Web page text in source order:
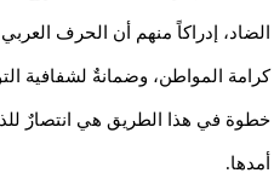
الضاد، إدراكاً منهم أن الحرف
كرامة المواطن، وضمانةٌ لشفافية
خطوة في هذا الطريق هي انتصارٌ
أمدها.